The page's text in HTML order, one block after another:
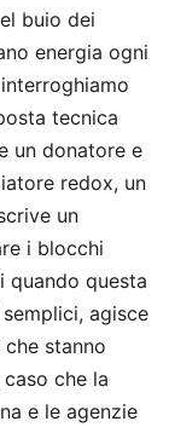
buio dei
energia ogni
tecnica
un donatore e
redox, un
un
i blocchi
quando questa
agisce
stanno
che la
e le agenzie